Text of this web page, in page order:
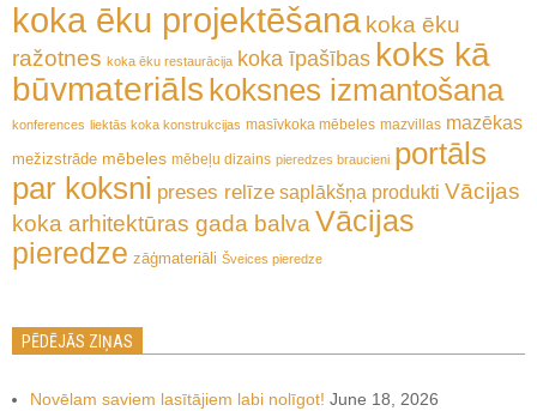
koka ēku projektēšana koka ēku
ražotnes koka ēku restaurācija koka īpašības koks kā
būvmateriāls koksnes izmantošana
konferences liektās koka konstrukcijas masīvkoka mēbeles mazvillas mazēkas
mežizstrāde mēbeles mēbeļu dizains pieredzes braucieni portāls
par koksni preses relīze saplākšņa produkti Vācijas
koka arhitektūras gada balvaVācijas
pieredze zāģmateriāli Šveices pieredze
PĒDĒJĀS ZIŅAS
Novēlam saviem lasītājiem labi nolīgot! June 18, 2026